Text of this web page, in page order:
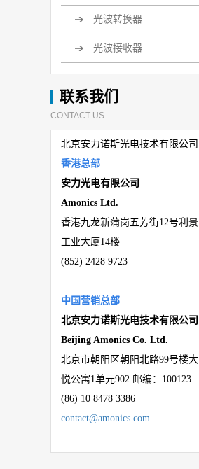
光波转换器
光波接收器
联系我们
CONTACT US
北京安力诺斯光电技术有限公司
香港总部
安力光电有限公司
Amonics Ltd.
香港九龙新蒲岗五芳街12号利景
工业大厦14楼
(852) 2428 9723
中国营销总部
北京安力诺斯光电技术有限公司
Beijing Amonics Co. Ltd.
北京市朝阳区朝阳北路99号楼大
悦公寓1单元902 邮编： 100123
(86) 10 8478 3386
contact@amonics.com